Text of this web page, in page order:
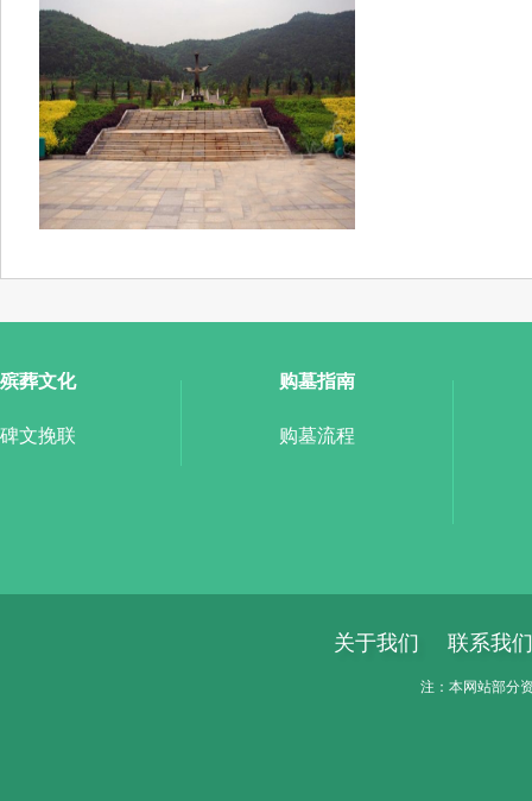
殡葬文化
碑文挽联
购墓指南
购墓流程
关于我们 联系我们
注：本网站部分